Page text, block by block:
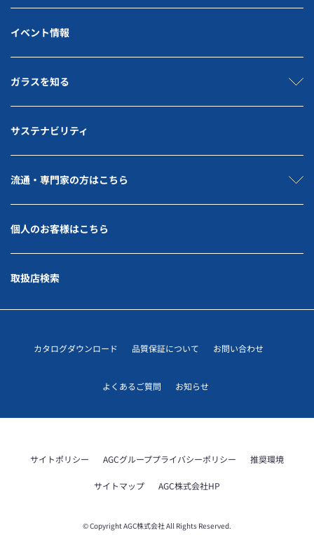
イベント情報
ガラスを知る
サステナビリティ
流通・専門家の方はこちら
個人のお客様はこちら
取扱店検索
カタログダウンロード 品質保証について お問い合わせ
よくあるご質問 お知らせ
サイトポリシー AGCグループプライバシーポリシー 推奨環境
サイトマップ AGC株式会社HP
© Copyright AGC株式会社 All Rights Reserved.